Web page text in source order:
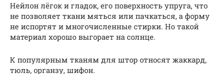
Нейлон лёгок и гладок, его поверхность упруга, что
не позволяет ткани мяться или пачкаться, а форму
не испортят и многочисленные стирки. Но такой
материал хорошо выгорает на солнце.
К популярным тканям для штор относят жаккард,
тюль, органзу, шифон.